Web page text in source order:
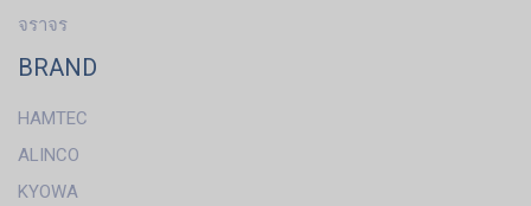
จราจร
BRAND
HAMTEC
ALINCO
KYOWA